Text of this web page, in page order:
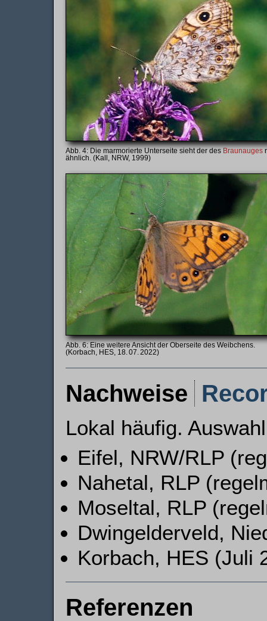
Die marmorierte Unterseite sieht der des Braunauges
ähnlich. (Kall, NRW, 1999)
Eine weitere Ansicht der Oberseite des Weibchens.
(Korbach, HES, 18. 07. 2022)
Nachweise
Lokal häufig.
Eifel, NRW/RLP
Nahetal, RLP
Moseltal, RLP
Dwingelderveld,
Korbach, HES (Juli
Referenzen